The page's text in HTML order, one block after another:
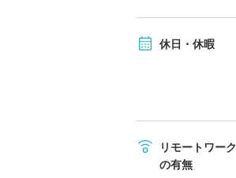
休日・休暇
リモートワーク
の有無